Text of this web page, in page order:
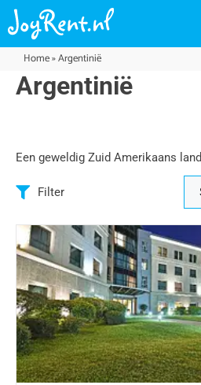
Home»Argentinië
Argentinië
Een geweldig Zuid Amerikaans land
Filter